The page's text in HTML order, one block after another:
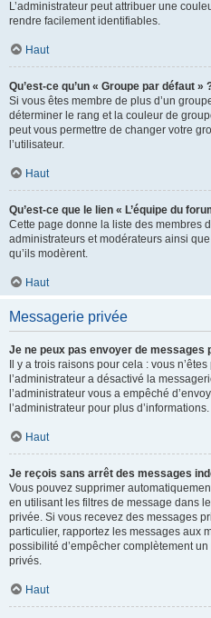
L’administrateur peut attribuer une
rendre facilement identifiables.
Haut
Qu’est-ce qu’un « Groupe par défaut »
Si vous êtes membre de plus d’un
déterminer le rang et la couleur de
peut vous permettre de changer votre
l’utilisateur.
Haut
Qu’est-ce que le lien « L’équipe du
Cette page donne la liste des membres
administrateurs et modérateurs ainsi
qu’ils modèrent.
Haut
Messagerie privée
Je ne peux pas envoyer de messages
Il y a trois raisons pour cela : vous
l’administrateur a désactivé la
l’administrateur vous a empêché
l’administrateur pour plus d’informations.
Haut
Je reçois sans arrêt des messages
Vous pouvez supprimer
en utilisant les filtres de message dans
privée. Si vous recevez des messages
particulier, rapportez les messages aux
possibilité d’empêcher complètement
privés.
Haut